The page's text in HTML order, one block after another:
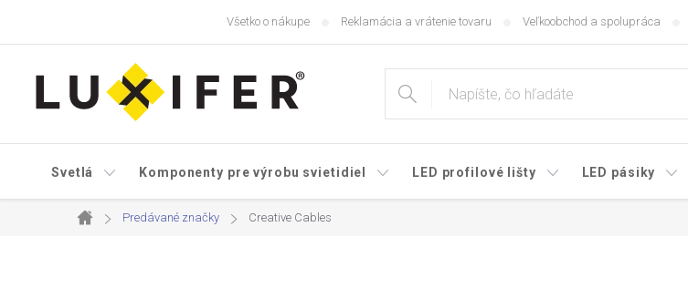
Všetko o nákupe Reklamácia a vrátenie tovaru Veľkoobchod a spolupráca
Svetlá Komponenty pre výrobu svietidiel LED profilové lišty LED pásiky
Domov
Predávané značky Creative Cables